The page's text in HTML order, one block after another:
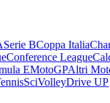
Serie BCoppa Italia
Conference League
EMotoGPAltri
SciVolleyDrive UP